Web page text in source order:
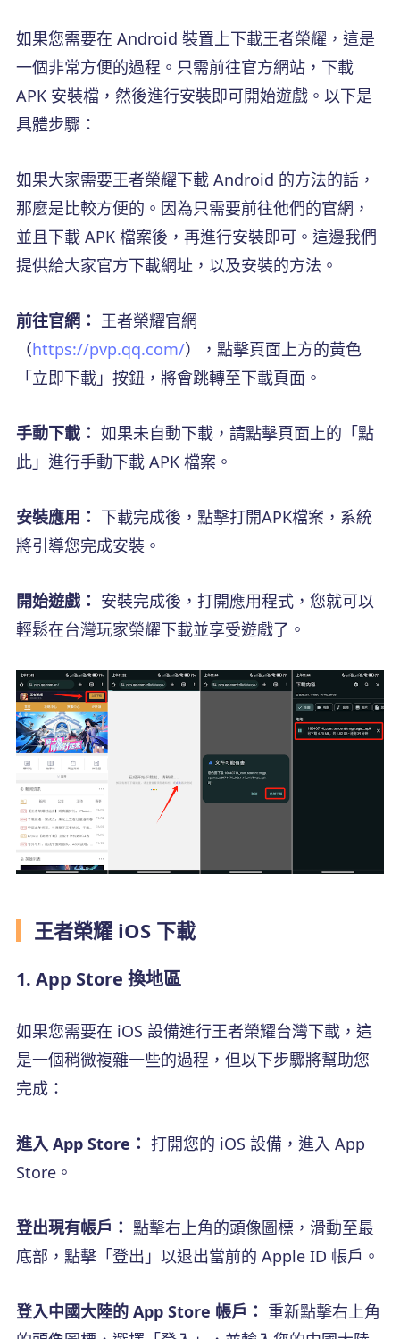
如果您需要在 Android 裝置上下載王者榮耀，這是
一個非常方便的過程。只需前往官方網站，下載
APK 安裝檔，然後進行安裝即可開始遊戲。以下是
具體步驟：
如果大家需要王者榮耀下載 Android 的方法的話，
那麼是比較方便的。因為只需要前往他們的官網，
並且下載 APK 檔案後，再進行安裝即可。這邊我們
提供給大家官方下載網址，以及安裝的方法。
前往官網： 王者榮耀官網
（https://pvp.qq.com/），點擊頁面上方的黃色
「立即下載」按鈕，將會跳轉至下載頁面。
手動下載： 如果未自動下載，請點擊頁面上的「點
此」進行手動下載 APK 檔案。
安裝應用： 下載完成後，點擊打開APK檔案，系統
將引導您完成安裝。
開始遊戲： 安裝完成後，打開應用程式，您就可以
輕鬆在台灣玩家榮耀下載並享受遊戲了。
王者榮耀 iOS 下載
1. App Store 換地區
如果您需要在 iOS 設備進行王者榮耀台灣下載，這
是一個稍微複雜一些的過程，但以下步驟將幫助您
完成：
進入 App Store： 打開您的 iOS 設備，進入 App
Store。
登出現有帳戶： 點擊右上角的頭像圖標，滑動至最
底部，點擊「登出」以退出當前的 Apple ID 帳戶。
登入中國大陸的 App Store 帳戶： 重新點擊右上角